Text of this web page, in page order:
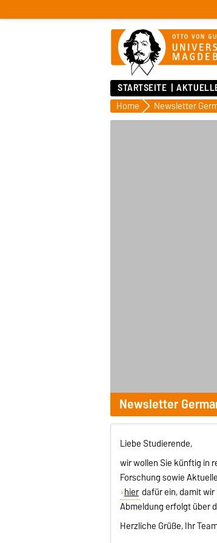
STARTSEITE
Home Newsletter
Newsletter
Liebe Studierende,
wir wollen Sie künftig in
Forschung sowie
hier dafür ein, damit
Abmeldung erfolgt über
Herzliche Grüße, Ihr